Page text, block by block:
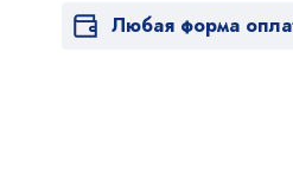
Любая форма